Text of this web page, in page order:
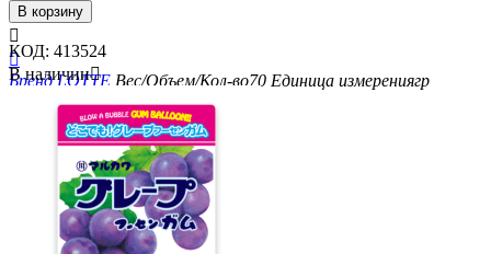
В корзину


БрендLOTTE Вес/Объем/Кол-во70 Единица измерениягр
КОД: 413524
В наличии